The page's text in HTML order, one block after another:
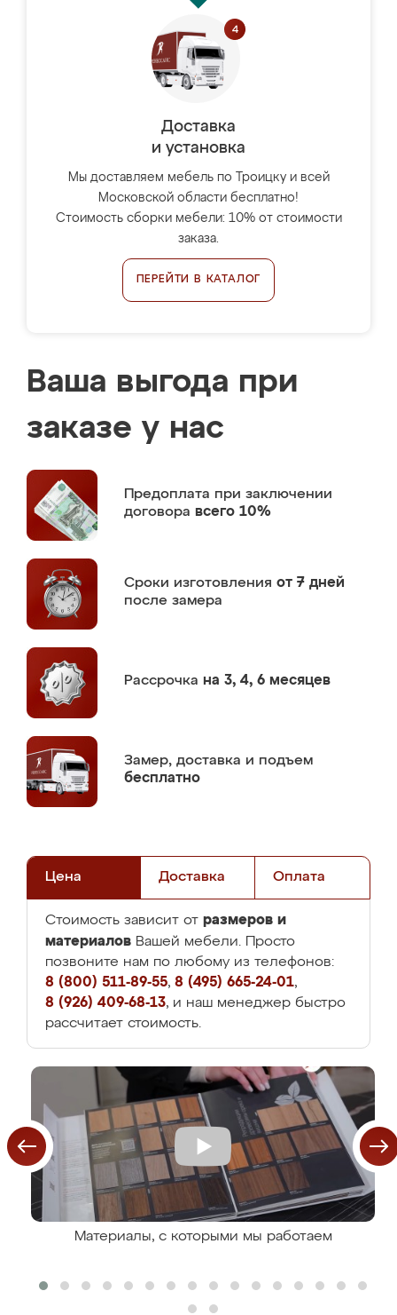
Доставка
и установка
Мы доставляем мебель по Троицку и всей
Московской области бесплатно!
Стоимость сборки мебели: 10% от стоимости
заказа.
ПЕРЕЙТИ В КАТАЛОГ
Ваша выгода при
заказе у нас
Предоплата при заключении
договора всего 10%
Сроки изготовления от 7 дней
после замера
Рассрочка на 3, 4, 6 месяцев
Замер, доставка и подъем
бесплатно
Цена Доставка Оплата
Стоимость зависит от размеров и
материалов Вашей мебели. Просто
позвоните нам по любому из телефонов:
8 (800) 511-89-55, 8 (495) 665-24-01,
8 (926) 409-68-13, и наш менеджер быстро
рассчитает стоимость.
Материалы, с которыми мы работаем